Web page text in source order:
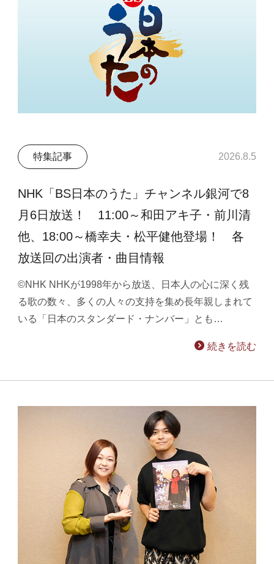
特集記事 2026.8.5
NHK「BS日本のうた」チャンネル銀河で8
月6日放送！ 11:00～和田アキ子・前川清
他、18:00～橋幸夫・松平健他登場！ 各
放送回の出演者・曲目情報
©NHK NHKが1998年から放送、日本人の心に深く残
る歌の数々、多くの人々の支持を集め長年親しまれて
いる「日本のスタンダード・ナンバー」とも…
続きを読む